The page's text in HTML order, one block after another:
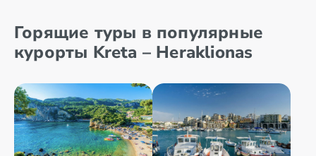
Горящие туры в популярные
курорты Kreta – Heraklionas